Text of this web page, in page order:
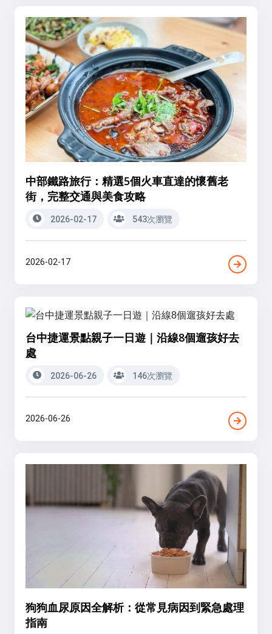
中部鐵路旅行：精選5個火車直達的懷舊老
街，完整交通與美食攻略
2026-02-17 543次瀏覽
2026-02-17
台中捷運景點親子一日遊｜沿線8個遛孩好去
處
2026-06-26 146次瀏覽
2026-06-26
狗狗血尿原因全解析：從常見病因到緊急處理
指南